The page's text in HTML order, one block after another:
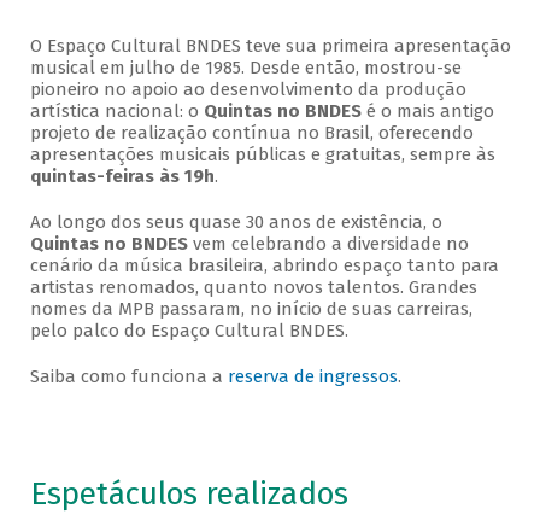
O Espaço Cultural BNDES teve sua primeira apresentação
musical em julho de 1985. Desde então, mostrou-se
pioneiro no apoio ao desenvolvimento da produção
artística nacional: o Quintas no BNDESé o mais antigo
projeto de realização contínua no Brasil, oferecendo
apresentações musicais públicas e gratuitas, sempre às
quintas-feiras às 19h.
Ao longo dos seus quase 30 anos de existência, o
Quintas no BNDESvem celebrando a diversidade no
cenário da música brasileira, abrindo espaço tanto para
artistas renomados, quanto novos talentos. Grandes
nomes da MPB passaram, no início de suas carreiras,
pelo palco do Espaço Cultural BNDES.
Saiba como funciona a reserva de ingressos.
Espetáculos realizados